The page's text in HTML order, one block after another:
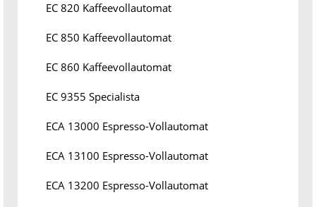
EC 820 Kaffeevollautomat
EC 850 Kaffeevollautomat
EC 860 Kaffeevollautomat
EC 9355 Specialista
ECA 13000 Espresso-Vollautomat
ECA 13100 Espresso-Vollautomat
ECA 13200 Espresso-Vollautomat